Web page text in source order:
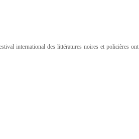
international des littératures noires et policières ont